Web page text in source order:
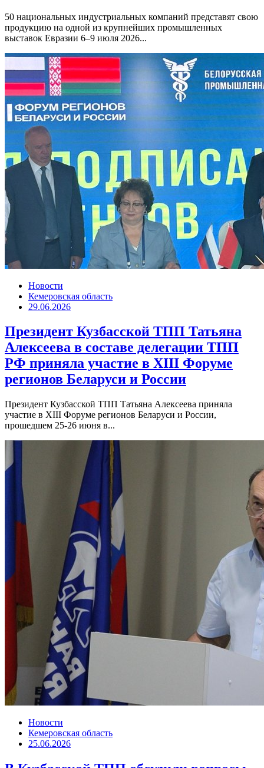
50 национальных индустриальных компаний представят свою
продукцию на одной из крупнейших промышленных
выставок Евразии 6–9 июля 2026...
Новости
Кемеровская область
29.06.2026
Президент Кузбасской ТПП Татьяна
Алексеева в составе делегации ТПП
РФ приняла участие в XIII Форуме
регионов Беларуси и России
Президент Кузбасской ТПП Татьяна Алексеева приняла
участие в XIII Форуме регионов Беларуси и России,
прошедшем 25-26 июня в...
Новости
Кемеровская область
25.06.2026